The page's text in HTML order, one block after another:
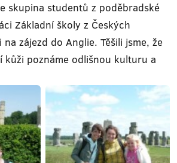
skupina studentů z poděbradské
Základní školy z Českých
zájezd do Anglie. Těšili jsme, že
kůži poznáme odlišnou kulturu a